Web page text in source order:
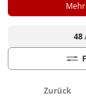
48
Zurück